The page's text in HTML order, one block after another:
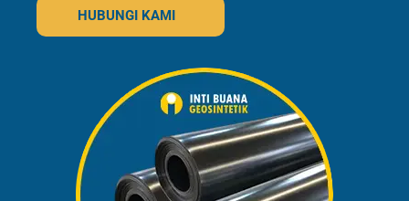
HUBUNGI KAMI